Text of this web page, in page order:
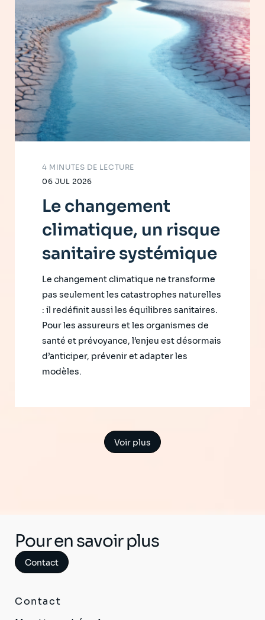
06 JUL 2026
4 MINUTES DE LECTURE
Le changement
climatique, un risque
sanitaire systémique
Le changement climatique ne transforme
pas seulement les catastrophes naturelles
: il redéfinit aussi les équilibres sanitaires.
Pour les assureurs et les organismes de
santé et prévoyance, l’enjeu est désormais
d’anticiper, prévenir et adapter les
modèles.
Voir plus
Pour en savoir plus
Contact
Contact